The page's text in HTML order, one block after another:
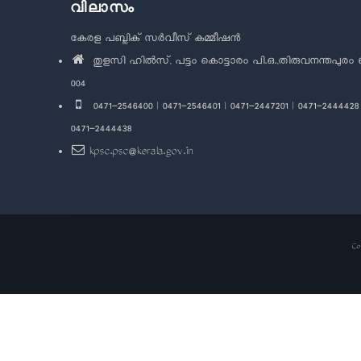
വിലാസം
കേരള പബ്ലിക് സർവീസ് കമ്മീഷൻ
തുളസി ഹിൽസ്, പട്ടം കൊട്ടാരം പി.ഒ.,തിരുവനന്തപുരം
004
0471-2546400 | 0471-2546401 | 0471-2447201 | 0471-
0471-2444438
kpsc.psc@kerala.gov.in